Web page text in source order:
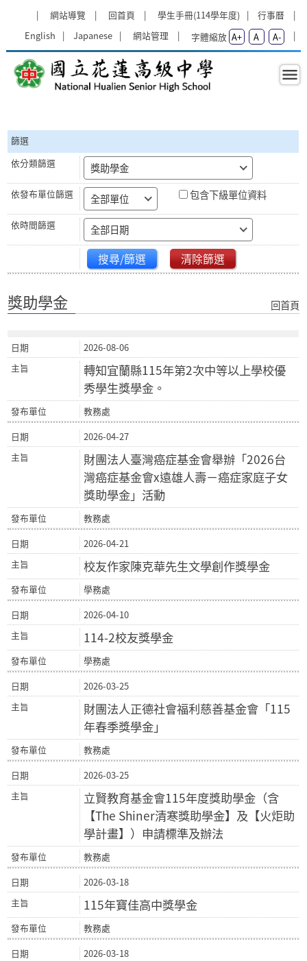
網站導覽
回首頁 學生手冊(114學年度)
行事曆
English
Japanese 網站管理 字體縮放 A+ A A-
獎助學金 - 國立花蓮高級中學
篩選
獎助學金
全部單位 包含下級單位資料
全部日期
搜尋/篩選 清除篩選
獎助學金 回首頁
2026-08-06
轉知宜蘭縣115年第2次中等以上學校優
秀學生獎學金。
教務處
2026-04-27
財團法人臺灣癌症基金會舉辦「2026台
灣癌症基金會x遠雄人壽－癌症家庭子女
獎助學金」活動
教務處
2026-04-21
校友作家陳克華先生文學創作獎學金
學務處
2026-04-10
114-2校友獎學金
學務處
2026-03-25
財團法人正德社會福利慈善基金會「115
年春季獎學金」
教務處
2026-03-25
立賢教育基金會115年度獎助學金（含
【The Shiner清寒獎助學金】及【火炬助
學計畫】）申請標準及辦法
教務處
2026-03-18
115年寶佳高中獎學金
教務處
2026-03-18